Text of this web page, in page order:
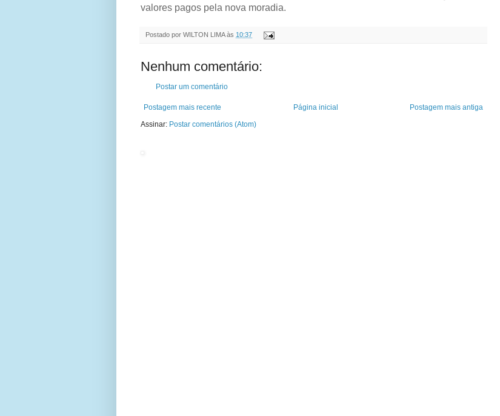
valores pagos pela nova moradia.
Postado por WILTON LIMA às 10:37
Nenhum comentário:
Postar um comentário
Postagem mais recente Postagem mais antiga
Página inicial
Assinar: Postar comentários (Atom)